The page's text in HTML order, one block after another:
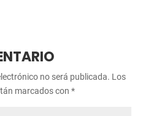
no será publicada. Los
marcados con *